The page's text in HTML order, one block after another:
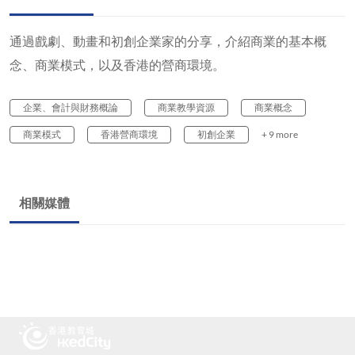
通過戲劇、動畫和初創企業家的分享，介紹商業的基本概
念、商業模式，以及香港的營商環境。
企業、會計與財務概論 商業教學資源 商業概念
商業模式 香港營商環境 初創企業 + 9 more
相關媒體